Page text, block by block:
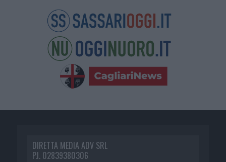
DIRETTA MEDIA ADV SRL
P.I. 02839380306